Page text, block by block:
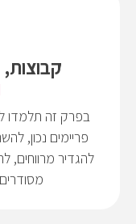
קבוצות,
בפרק זה תלמדו
פריימים נכון,
להגדיר מרווחים,